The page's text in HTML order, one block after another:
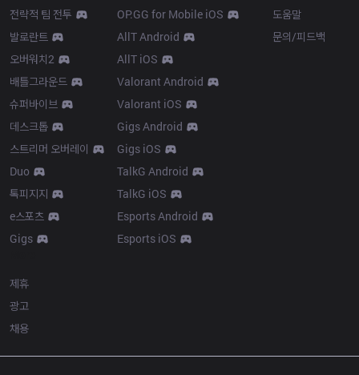
전략적 팀 전투
발로란트
오버워치2
배틀그라운드
슈퍼바이브
데스크톱
스트리머 오버레이
Duo
톡피지지
e스포츠
Gigs
OP.GG for Mobile iOS
AllT Android
AllT iOS
Valorant Android
Valorant iOS
Gigs Android
Gigs iOS
TalkG Android
TalkG iOS
Esports Android
Esports iOS
도움말
문의/피드백
제휴
광고
채용